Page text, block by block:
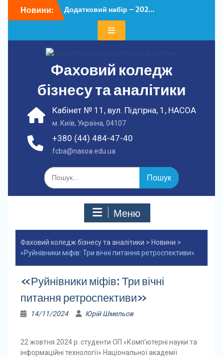
доНовини:
Додатковий набір – 202...
У ФКБА НАСОА
Фаховий коледж
бізнесу та аналітики
+380 (44) 484-47-40
fcba@nasoa.edu.ua
Кабінет № 11, вул. Підгірна, 1, НАСОА
м. Київ, Україна, 04107
Шукати:
Меню
Фаховий коледж бізнесу та аналітики > Новини >
«Руйнівники міфів: Три вічні питання ретроспективи»
«Руйнівники міфів: Три вічні
питання ретроспективи»
14/11/2024 Юрій Шмельов
22 жовтня 2024 р. студенти ОП «Комп’ютерні науки та
інформаційні технології» Національної академії